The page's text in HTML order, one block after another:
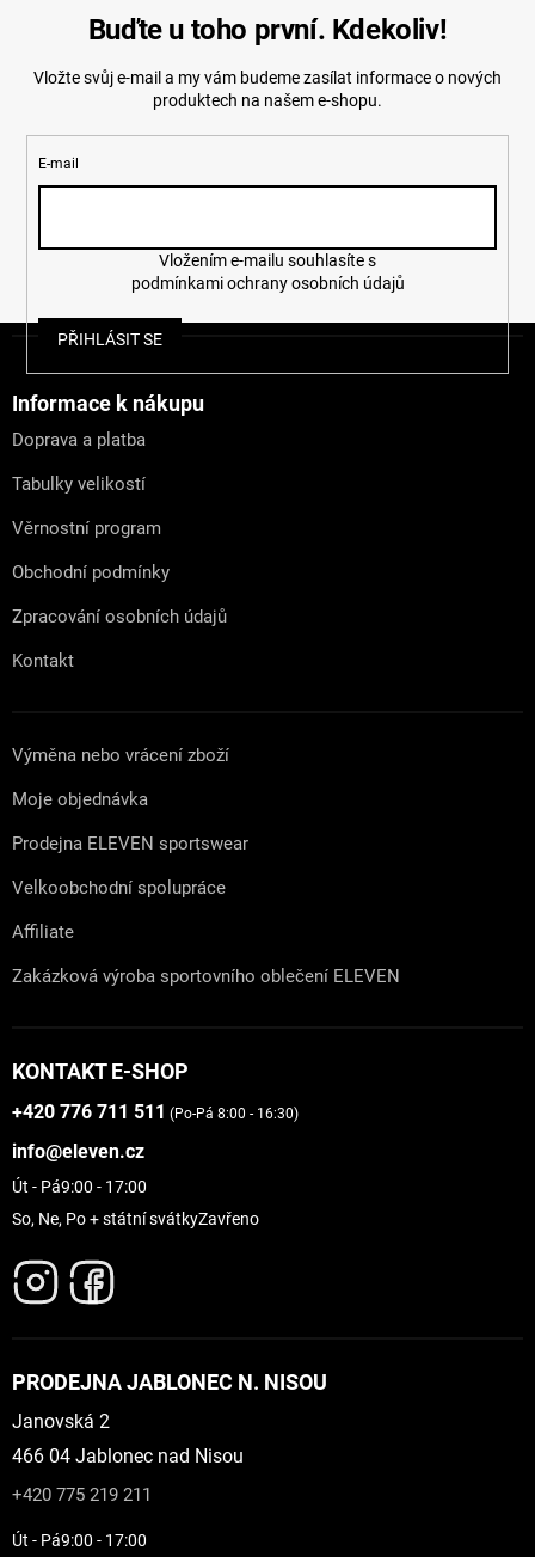
Buďte u toho první. Kdekoliv!
Vložte svůj e-mail a my vám budeme zasílat informace o nových
produktech na našem e-shopu.
E-mail
podmínkami ochrany osobních údajů
PŘIHLÁSIT SE
Informace k nákupu
Doprava a platba
Tabulky velikostí
Věrnostní program
Obchodní podmínky
Zpracování osobních údajů
Kontakt
Výměna nebo vrácení zboží
Moje objednávka
Prodejna ELEVEN sportswear
Velkoobchodní spolupráce
Affiliate
Zakázková výroba sportovního oblečení ELEVEN
KONTAKT E-SHOP
+420 776 711 511 (Po-Pá 8:00 - 16:30)
info@eleven.cz
Út - Pá9:00 - 17:00
So, Ne, Po + státní svátkyZavřeno
PRODEJNA JABLONEC N. NISOU
Janovská 2
466 04 Jablonec nad Nisou
+420 775 219 211
Út - Pá9:00 - 17:00